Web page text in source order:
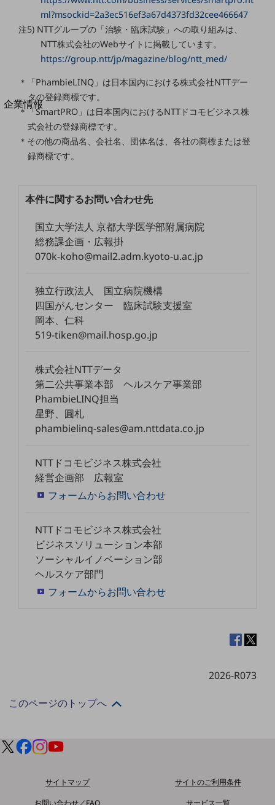
サービス・商品を探す
新規会員登録/ログインはこちら
100回線以上のお問い合わせ・お見積りはこちら
別ウィンドウで開きます
企業情報
企業情報TOP
会社案内
会社案内TOP
グループ会社
ニュースルーム
ニュースルームTOP
ニュースリリース
重要なお知らせ
社外からの評価実績
サステナビリティ
NTTドコモビジネスグループのサステナビリティ
サステナビリティ基本方針
ダイバーシティ
経営情報
経営情報TOP
新卒採用
障がい者採用
広告・協賛
ml?msockid=2a3ec516ef3a67d4373fd32cee466647
注5) NTTグループの「治験・臨床試験」への取り組みは、
NTT株式会社のWebサイトに掲載しています。
https://group.ntt/jp/magazine/blog/ntt_med/
＊「PhambieLINQ」は日本国内における株式会社NTTデー
タの登録商標です。
＊「SmartPRO」は日本国内におけるNTTドコモビジネス株
式会社の登録商標です。
＊その他の商品名、会社名、団体名は、各社の商標または登
録商標です。
本件に関するお問い合わせ先
国立大学法人 京都大学医学部附属病院
総務課企画・広報掛
070k-koho@mail2.adm.kyoto-u.ac.jp
独立行政法人 国立病院機構
四国がんセンター 臨床試験支援室
岡本、仁科
519-tiken@mail.hosp.go.jp
株式会社NTTデータ
第二公共事業本部 ヘルスケア事業部
PhambieLINQ担当
星野、圓札
phambielinq-sales@am.nttdata.co.jp
NTTドコモビジネス株式会社
経営企画部 広報室
フォームからお問い合わせ
NTTドコモビジネス株式会社
ビジネスソリューション本部
ソーシャルイノベーション部
ヘルスケア部門
フォームからお問い合わせ
2026-R073
このページのトップへ
サイトマップ
サイトのご利用条件